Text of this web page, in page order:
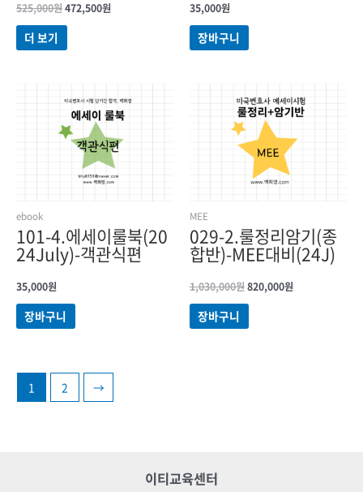
525,000원472,500원
더 보기
35,000원
장바구니
ebook
101-4.에세이룰북(20
24July)-객관식편
35,000원
장바구니
MEE
029-2.룰정리암기(종
합반)-MEE대비(24J)
1,030,000원
가격:
1,030,000원.
820,000원
가격:
820,000원.
장바구니
1 2 →
이티교육센터